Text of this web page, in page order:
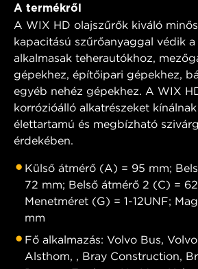
A termékről
A WIX HD olajszűrők kiváló
kapacitású szűrőanyaggal védik
alkalmasak teherautókhoz,
gépekhez, építőipari gépekhez,
egyéb nehéz gépekhez. A WIX
korrózióálló alkatrészeket
élettartamú és megbízható
érdekében.
Külső átmérő (A) = 95 mm;
72 mm; Belső átmérő 2 (C) =
Menetméret (G) = 1-12UNF;
mm
Fő alkalmazás: Volvo Bus,
Alsthom, , Bray Construction,